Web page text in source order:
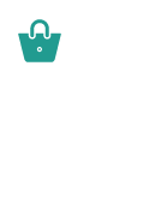
۰